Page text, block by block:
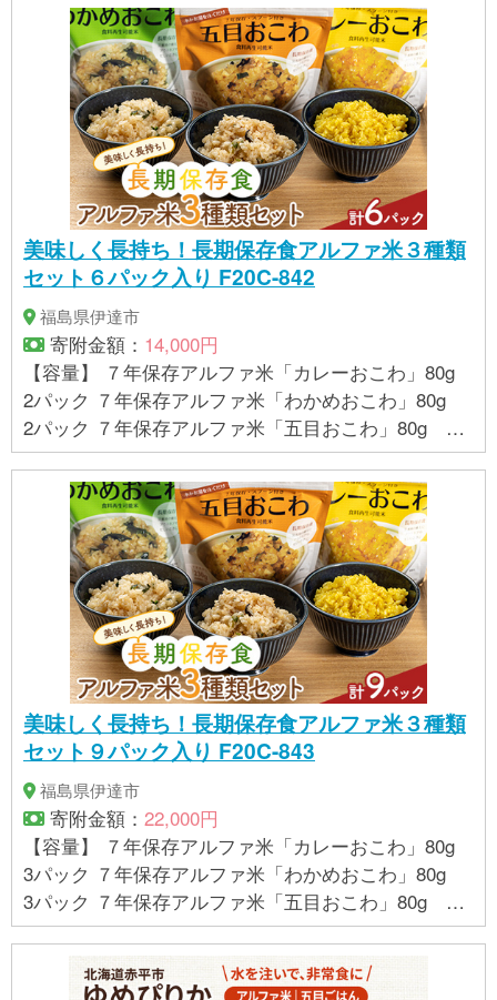
美味しく長持ち！長期保存食アルファ米３種類
セット６パック入り F20C-842
福島県伊達市
寄附金額： 14,000円
【容量】 ７年保存アルファ米「カレーおこわ」80g
2パック ７年保存アルファ米「わかめおこわ」80g
2パック ７年保存アルファ米「五目おこわ」80g 2
パック ※すべてお湯を注いで、出来上がりには230g
程度になります。 【消費期限】 製造・加工後 7年
美味しく長持ち！長期保存食アルファ米３種類
セット９パック入り F20C-843
福島県伊達市
寄附金額： 22,000円
【容量】 ７年保存アルファ米「カレーおこわ」80g
3パック ７年保存アルファ米「わかめおこわ」80g
3パック ７年保存アルファ米「五目おこわ」80g 3
パック ※すべてお湯を注いで、出来上がりには230g
程度になります。 【消費期限】 製造・加工後 7年